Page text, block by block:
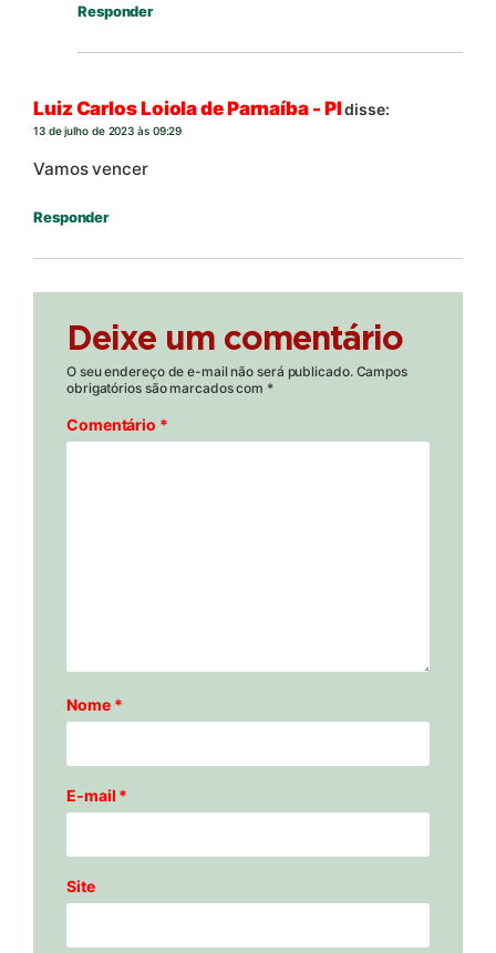
Responder
Luiz Carlos Loiola de Parnaíba - PIdisse:
13 de julho de 2023 às 09:29
Vamos vencer
Responder
Deixe um comentário
O seu endereço de e-mail não será publicado. Campos
obrigatórios são marcados com *
Comentário *
Nome *
E-mail *
Site